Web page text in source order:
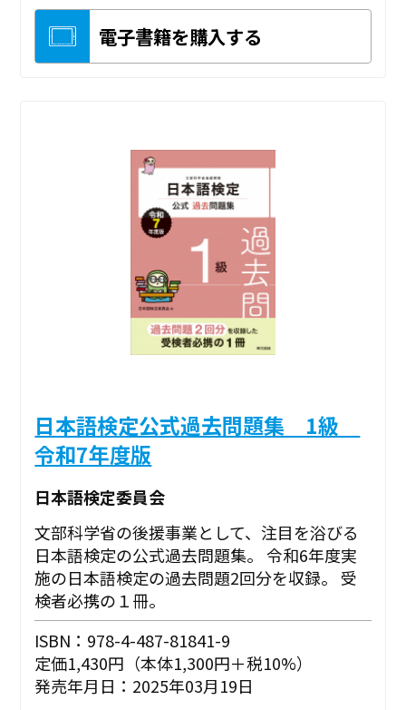
電子書籍を購入する
日本語検定公式過去問題集 1級
令和7年度版
日本語検定委員会
文部科学省の後援事業として、注目を浴びる
日本語検定の公式過去問題集。 令和6年度実
施の日本語検定の過去問題2回分を収録。 受
検者必携の１冊。
ISBN：978-4-487-81841-9
定価1,430円（本体1,300円＋税10%）
発売年月日：2025年03月19日